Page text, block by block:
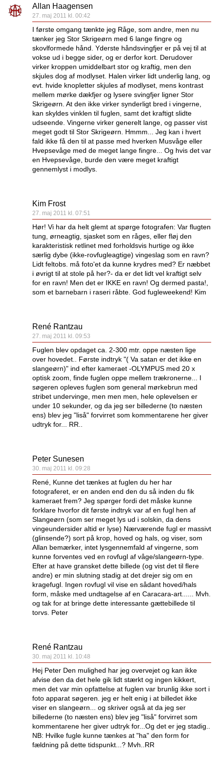
Allan Haagensen
27. maj 2011 kl. 00:42
I første omgang tænkte jeg Råge, som andre, men nu
tænker jeg Stor Skrigeørn med 6 lange fingre og
skovlformede hånd. Yderste håndsvingfjer er på vej til at
vokse ud i begge sider, og er derfor kort. Derudover
virker kroppen umiddelbart stor og kraftig, men den
skjules dog af modlyset. Halen virker lidt underlig lang, og
evt. hvide knopletter skjules af modlyset, mens kontrast
mellem mørke dækfjer og lysere svingfjer ligner Stor
Skrigeørn. At den ikke virker synderligt bred i vingerne,
kan skyldes vinklen til fuglen, samt det kraftigt slidte
udseende. Vingerne virker generelt lange, og passer vist
meget godt til Stor Skrigeørn. Hmmm... Jeg kan i hvert
fald ikke få den til at passe med hverken Musvåge eller
Hvepsevåge med de meget lange fingre... Og hvis det var
en Hvepsevåge, burde den være meget kraftigt
gennemlyst i modlys.
Kim Frost
27. maj 2011 kl. 07:51
Hør! Vi har da helt glemt at spørge fotografen: Var flugten
tung, ørneagtig, sjasket som en råges, eller fløj den
karakteristisk retlinet med forholdsvis hurtige og ikke
særlig dybe (ikke-rovfugleagtige) vingeslag som en ravn?
Lidt feltobs. må foto'et da kunne krydres med? Er næbbet
i øvrigt til at stole på her?- da er det lidt vel kraftigt selv
for en ravn! Men det er IKKE en ravn! Og dermed pasta!,
som et barnebarn i raseri råbte. God fugleweekend! Kim
René Rantzau
27. maj 2011 kl. 09:53
Fuglen blev opdaget ca. 2-300 mtr. oppe næsten lige
over hovedet.. Første indtryk "( Va satan er det ikke en
slangeørn)" ind efter kameraet -OLYMPUS med 20 x
optisk zoom, finde fuglen oppe mellem trækronerne... I
søgeren opleves fuglen som general mørkebrun med
stribet undervinge, men men men, hele oplevelsen er
under 10 sekunder, og da jeg ser billederne (to næsten
ens) blev jeg "liså" forvirret som kommentarene her giver
udtryk for... RR..
Peter Sunesen
30. maj 2011 kl. 09:28
René, Kunne det tænkes at fuglen du her har
fotograferet, er en anden end den du så inden du fik
kameraet frem? Jeg spørger fordi det måske kunne
forklare hvorfor dit første indtryk var af en fugl hen af
Slangeørn (som ser meget lys ud i solskin, da dens
vingeundersider altid er lyse) Nærværende fugl er massivt
(glinsende?) sort på krop, hoved og hals, og viser, som
Allan bemærker, intet lysgennemfald af vingerne, som
kunne forventes ved en rovfugl af våge/slangeørn-type.
Efter at have gransket dette billede (og vist det til flere
andre) er min slutning stadig at det drejer sig om en
kragefugl. Ingen rovfugl vil vise en sådant hoved/hals
form, måske med undtagelse af en Caracara-art...... Mvh.
og tak for at bringe dette interessante gættebillede til
torvs. Peter
René Rantzau
30. maj 2011 kl. 10:48
Hej Peter Den mulighed har jeg overvejet og kan ikke
afvise den da det hele gik lidt stærkt og ingen kikkert,
men det var min opfattelse at fuglen var brunlig ikke sort i
foto apparat søgeren. jeg er helt enig i at billedet ikke
viser en slangeørn... og skriver også at da jeg ser
billederne (to næsten ens) blev jeg "liså" forvirret som
kommentarene her giver udtryk for...Og det er jeg stadig..
NB: Hvilke fugle kunne tænkes at "ha" den form for
fældning på dette tidspunkt...? Mvh..RR